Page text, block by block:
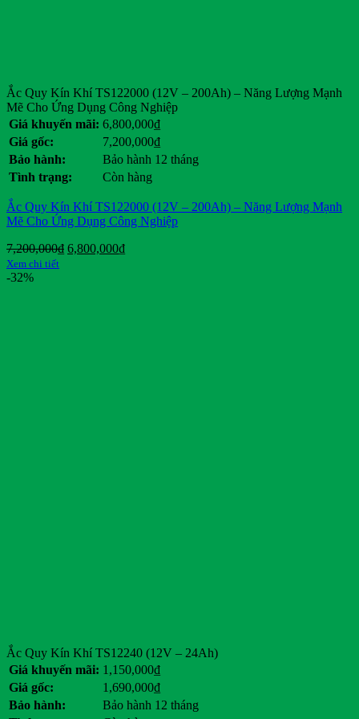
Ắc Quy Kín Khí TS122000 (12V – 200Ah) – Năng Lượng Mạnh
Mẽ Cho Ứng Dụng Công Nghiệp
Giá khuyến mãi: 6,800,000₫
Giá gốc:
7,200,000₫
Bảo hành:
Bảo hành 12 tháng
Tình trạng:
Còn hàng
Ắc Quy Kín Khí TS122000 (12V – 200Ah) – Năng Lượng Mạnh
Mẽ Cho Ứng Dụng Công Nghiệp
7,200,000₫ Giá
6,800,000₫Giá
Xem chi tiết
-32%
Ắc Quy Kín Khí TS12240 (12V – 24Ah)
Giá khuyến mãi: 1,150,000₫
Giá gốc:
1,690,000₫
Bảo hành:
Bảo hành 12 tháng